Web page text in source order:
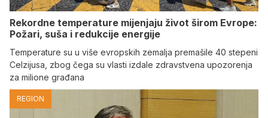
Rekordne temperature mijenjaju život širom Evrope:
Požari, suša i redukcije energije
Temperature su u više evropskih zemalja premašile 40 stepeni
Celzijusa, zbog čega su vlasti izdale zdravstvena upozorenja
za milione građana
REGION